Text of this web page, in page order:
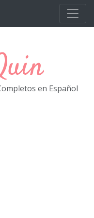
en Español